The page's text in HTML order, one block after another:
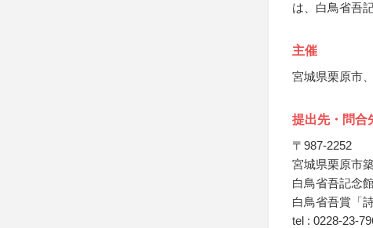
は、白鳥省吾
主催
宮城県栗原市
提出先・問合
〒987-2252
宮城県栗原市
白鳥省吾記念
白鳥省吾賞「
tel : 0228-23-